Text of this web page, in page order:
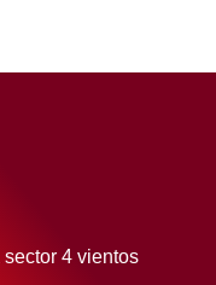
4 vientos